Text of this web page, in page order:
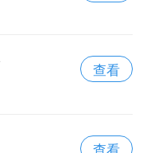
查看
查看